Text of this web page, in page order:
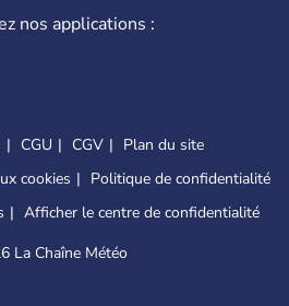
nos applications :
CGU CGV
Plan du site
cookies
Politique de confidentialité
Afficher le centre de confidentialité
La Chaîne Météo